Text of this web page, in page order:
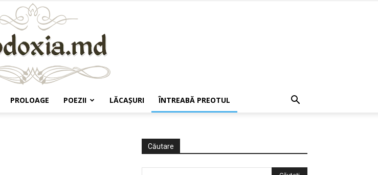
PROLOAGE POEZII LĂCAŞURI ÎNTREABĂ PREOTUL
Căutare